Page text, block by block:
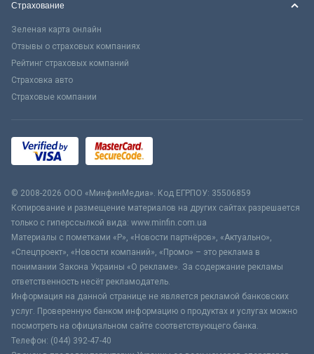
Страхование
Зеленая карта онлайн
Отзывы о страховых компаниях
Рейтинг страховых компаний
Страховка авто
Страховые компании
© 2008-2026 ООО «МинфинМедиа». Код ЕГРПОУ: 35506859
Копирование и размещение материалов на других сайтах разрешается
только с гиперссылкой вида: www.minfin.com.ua
Материалы с пометками «Р», «Новости партнёров», «Актуально»,
«Спецпроект», «Новости компаний», «Промо» – это реклама в
понимании Закона Украины «О рекламе». За содержание рекламы
ответственность несёт рекламодатель.
Информация на данной странице не является рекламой банковских
услуг. Проверенную банком информацию о продуктах и услугах можно
посмотреть на официальном сайте соответствующего банка.
Телефон: (044) 392-47-40